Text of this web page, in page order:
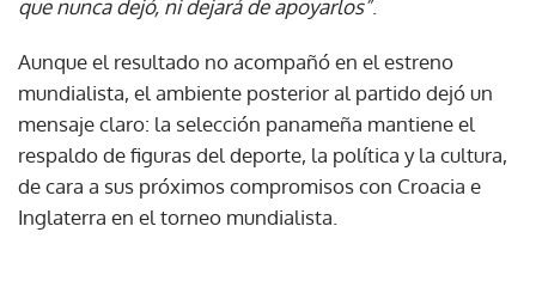
que nunca dejó, ni dejará de apoyarlos”.
Aunque el resultado no acompañó en el estreno
mundialista, el ambiente posterior al partido dejó un
mensaje claro: la selección panameña mantiene el
respaldo de figuras del deporte, la política y la cultura,
de cara a sus próximos compromisos con Croacia e
Inglaterra en el torneo mundialista.